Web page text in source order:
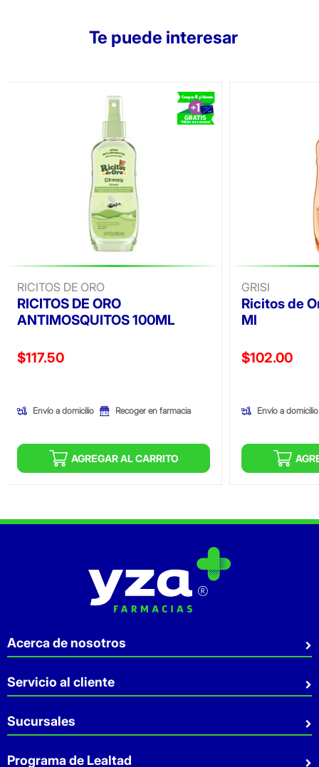
Te puede interesar
RICITOS DE ORO
RICITOS DE ORO
ANTIMOSQUITOS 100ML
Precio reducido de
$117.50
Envío a domicilio Recoger en farmacia
AGREGAR AL CARRITO
GRISI
Ricitos de
Ml
Precio
$102.00
Envío a domicilio
Acerca de nosotros
Quiénes somos
Sostenibilidad
Aviso de privacidad
Servicio al cliente
Preguntas Frecuentes
Contacto
Facturación
Sucursales
Sucursales
Programa de Lealtad